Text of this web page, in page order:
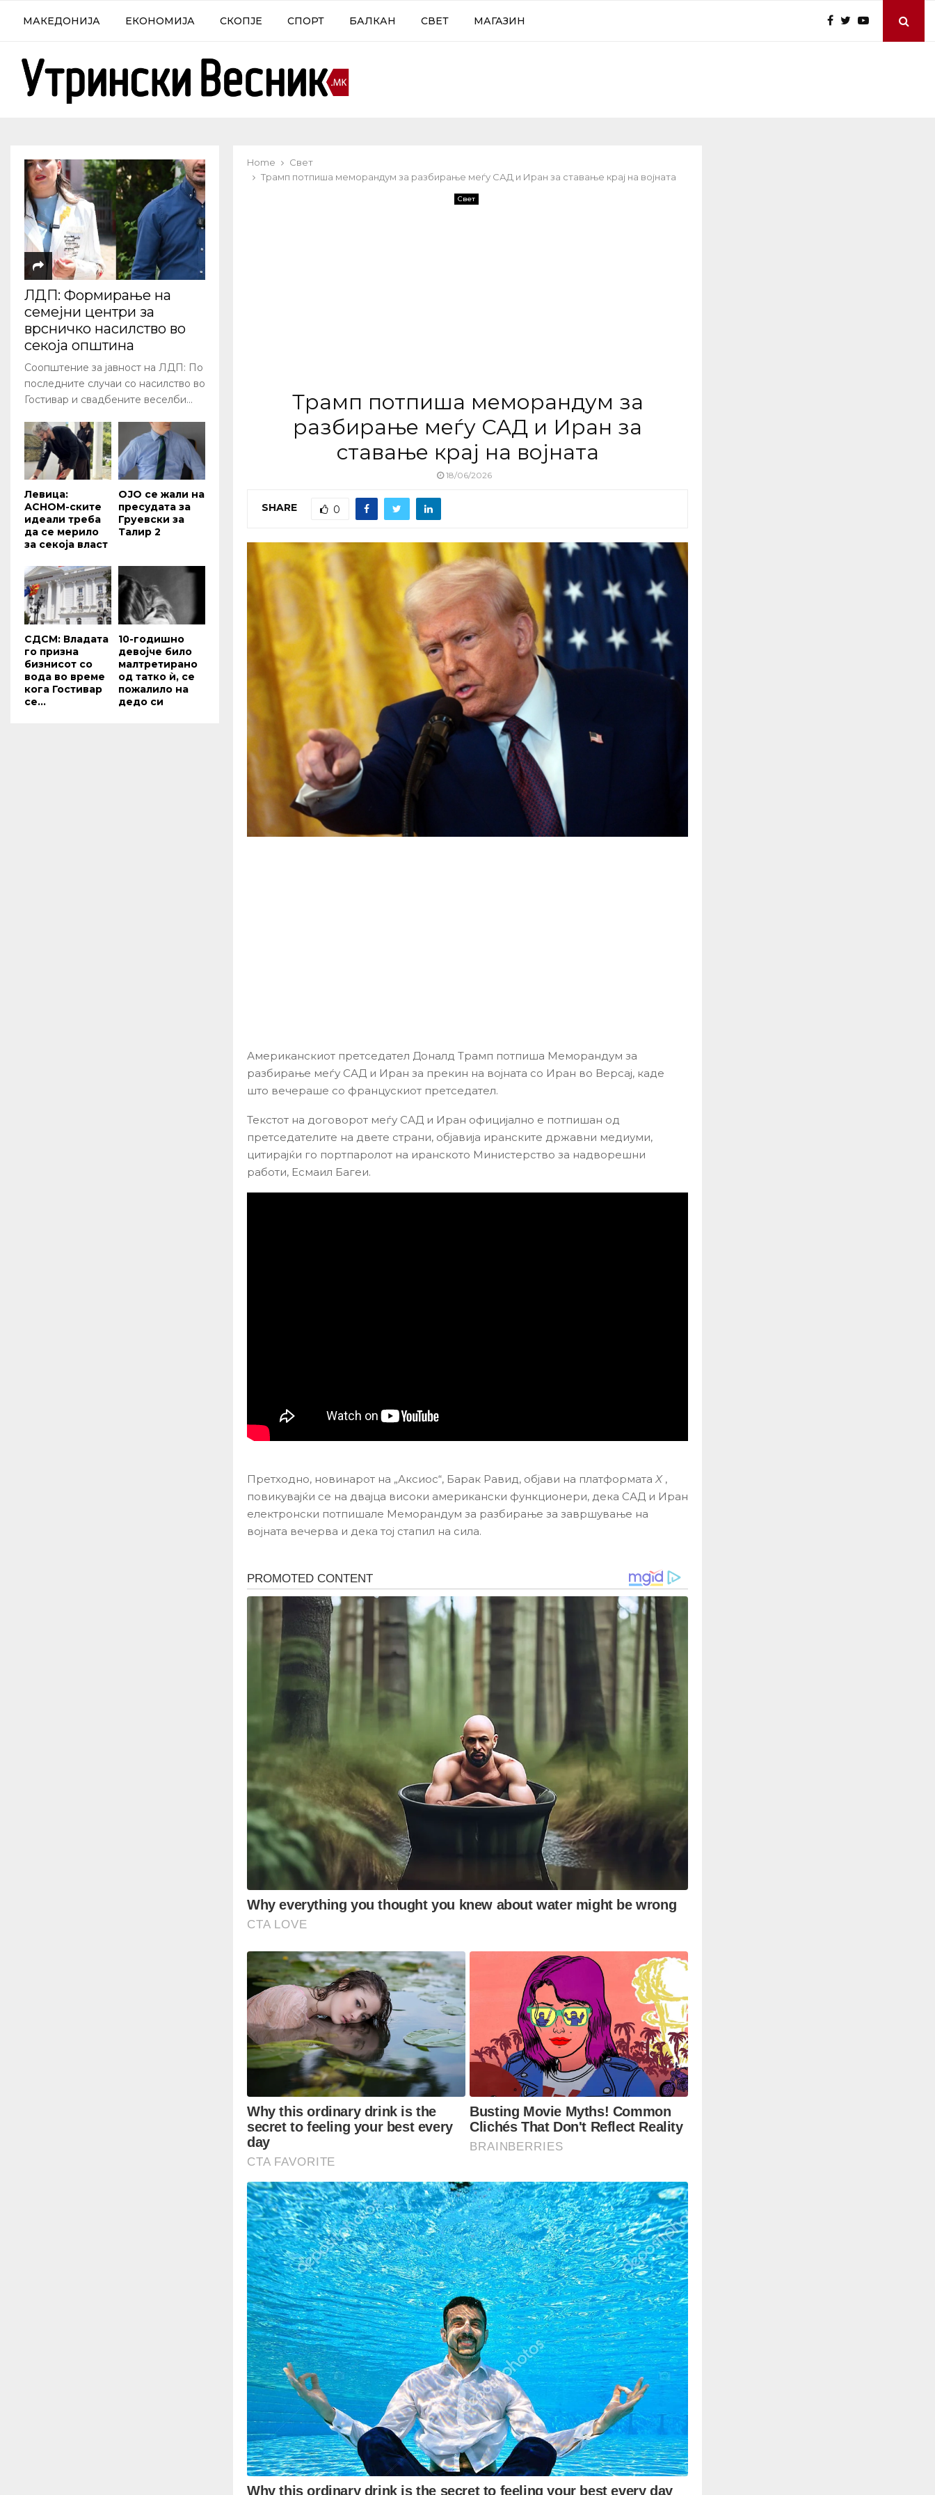
МАКЕДОНИЈА ЕКОНОМИЈА СКОПЈЕ СПОРТ БАЛКАН СВЕТ МАГАЗИН
Home
Свет
Трамп потпиша меморандум за разбирање меѓу САД и Иран за ставање крај на војната
Свет
Трамп потпиша меморандум за
разбирање меѓу САД и Иран за
ставање крај на војната
18/06/2026
SHARE 0
Американскиот претседател Доналд Трамп потпиша Меморандум за
разбирање меѓу САД и Иран за прекин на војната со Иран во Версај, каде
што вечераше со францускиот претседател.
Текстот на договорот меѓу САД и Иран официјално е потпишан од
претседателите на двете страни, објавија иранските државни медиуми,
цитирајќи го портпаролот на иранското Министерство за надворешни
работи, Есмаил Багеи.
Претходно, новинарот на „Аксиос“, Барак Равид, објави на платформата X,
повикувајќи се на двајца високи американски функционери, дека САД и Иран
електронски потпишале Меморандум за разбирање за завршување на
војната вечерва и дека тој стапил на сила.
ЛДП: Формирање на
семејни центри за
врсничко насилство во
секоја општина
Соопштение за јавност на ЛДП: По
последните случаи со насилство во
Гостивар и свадбените веселби...
Левица:
АСНОМ-ските
идеали треба
да се мерило
за секоја власт
ОЈО се жали на
пресудата за
Груевски за
Талир 2
СДСМ: Владата
го призна
бизнисот со
вода во време
кога Гостивар
се...
10-годишно
девојче било
малтретирано
од татко ѝ, се
пожалило на
дедо си